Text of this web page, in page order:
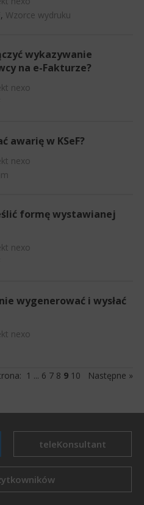
, Wzorce wydruku
wykazywanie
na e-Fakturze?
nexo
awarię w KSeF?
nexo
formę wystawianej
nexo
wygenerować i wysłać
nexo
1 ... 6 7 8 9 10 Następne »
teleKonsultant